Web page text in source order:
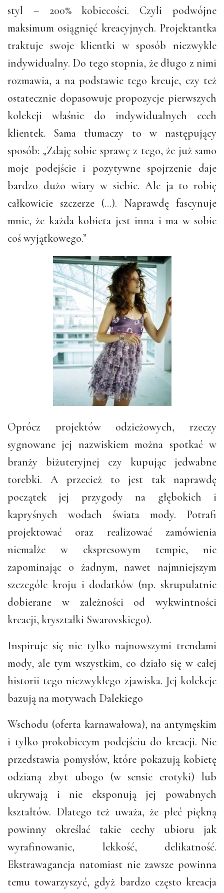
styl – 200% kobiecości. Czyli podwójne
maksimum osiągnięć kreacyjnych. Projektantka
traktuje swoje klientki w sposób niezwykle
indywidualny. Do tego stopnia, że długo z nimi
rozmawia, a na podstawie tego kreuje, czy też
ostatecznie dopasowuje propozycje pierwszych
kolekcji właśnie do indywidualnych cech
klientek. Sama tłumaczy to w następujący
sposób: „Zdaję sobie sprawę z tego, że już samo
moje podejście i pozytywne spojrzenie daje
bardzo dużo wiary w siebie. Ale ja to robię
całkowicie szczerze (…). Naprawdę fascynuje
mnie, że każda kobieta jest inna i ma w sobie
coś wyjątkowego.”
Oprócz projektów odzieżowych, rzeczy
sygnowane jej nazwiskiem można spotkać w
branży biżuteryjnej czy kupując jedwabne
torebki. A przecież to jest tak naprawdę
początek jej przygody na głębokich i
kapryśnych wodach świata mody. Potrafi
projektować oraz realizować zamówienia
niemalże w ekspresowym tempie, nie
zapominając o żadnym, nawet najmniejszym
szczególe kroju i dodatków (np. skrupulatnie
dobierane w zależności od wykwintności
kreacji, kryształki Swarovskiego).
Inspiruje się nie tylko najnowszymi trendami
mody, ale tym wszystkim, co działo się w całej
historii tego niezwykłego zjawiska. Jej kolekcje
bazują na motywach Dalekiego
Wschodu (oferta karnawałowa), na antymęskim
i tylko prokobiecym podejściu do kreacji. Nie
przedstawia pomysłów, które pokazują kobietę
odzianą zbyt ubogo (w sensie erotyki) lub
ukrywają i nie eksponują jej powabnych
kształtów. Dlatego też uważa, że płeć piękną
powinny określać takie cechy ubioru jak
wyrafinowanie, lekkość, delikatność.
Ekstrawagancja natomiast nie zawsze powinna
temu towarzyszyć, gdyż bardzo często kreacja